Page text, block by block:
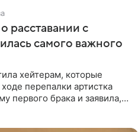
расставании с
самого важного
хейтерам, которые
перепалки артистка
первого брака и заявила,